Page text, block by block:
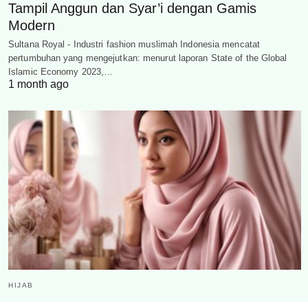
Tampil Anggun dan Syar’i dengan Gamis
Modern
Sultana Royal - Industri fashion muslimah Indonesia mencatat
pertumbuhan yang mengejutkan: menurut laporan State of the Global
Islamic Economy 2023,…
1 month ago
HIJAB